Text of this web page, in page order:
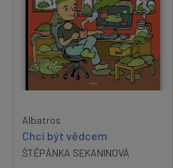
Albatros
Chci být vědcem
ŠTĚPÁNKA SEKANINOVÁ